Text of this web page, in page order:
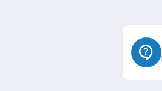
contact_support